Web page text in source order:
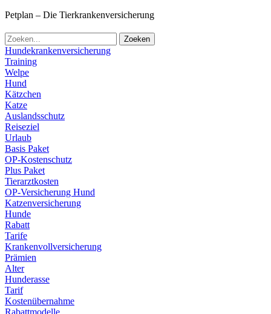
Petplan – Die Tierkrankenversicherung
Zoeken
Hundekrankenversicherung
Training
Welpe
Hund
Kätzchen
Katze
Auslandsschutz
Reiseziel
Urlaub
Basis Paket
OP-Kostenschutz
Plus Paket
Tierarztkosten
OP-Versicherung Hund
Katzenversicherung
Hunde
Rabatt
Tarife
Krankenvollversicherung
Prämien
Alter
Hunderasse
Tarif
Kostenübernahme
Rabattmodelle